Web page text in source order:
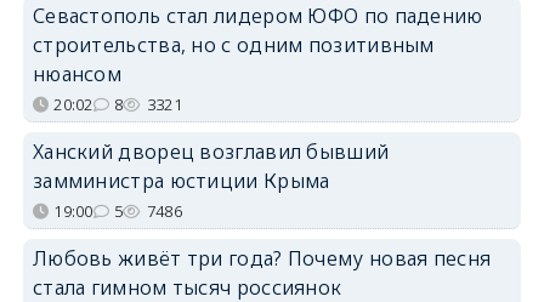
Севастополь стал лидером ЮФО по падению
строительства, но с одним позитивным
нюансом
20:02 8 3321
Ханский дворец возглавил бывший
замминистра юстиции Крыма
19:00 5 7486
Любовь живёт три года? Почему новая песня
стала гимном тысяч россиянок